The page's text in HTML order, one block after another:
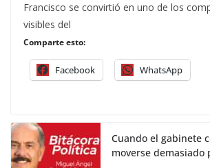
Francisco se convirtió en uno de los
visibles del
Comparte esto:
Facebook WhatsApp
Cuando el gabinete
moverse demasiado